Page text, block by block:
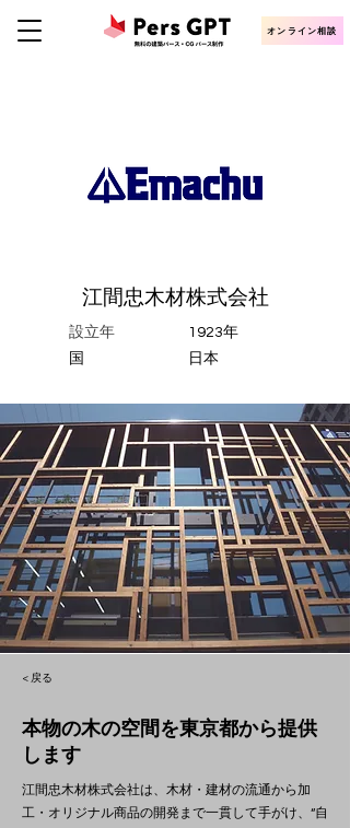
オンライン相談
江間忠木材株式会社
設立年
​国
1923年
日本
< 戻る
本物の木の空間を東京都から提供
します
江間忠木材株式会社は、木材・建材の流通から加
工・オリジナル商品の開発まで一貫して手がけ、“自